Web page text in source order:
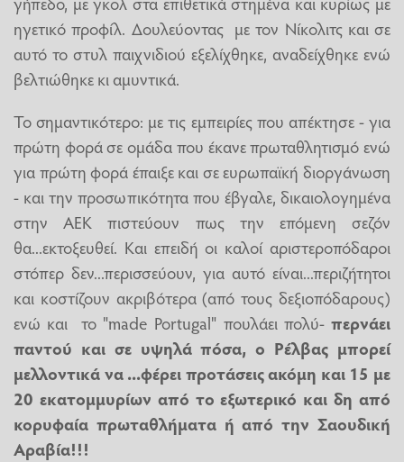
ηγετικό προφίλ. Δουλεύοντας με τον Νίκολιτς και σε
αυτό το στυλ παιχνιδιού εξελίχθηκε, αναδείχθηκε ενώ
βελτιώθηκε κι αμυντικά.
Το σημαντικότερο: με τις εμπειρίες που απέκτησε - για
πρώτη φορά σε ομάδα που έκανε πρωταθλητισμό ενώ
για πρώτη φορά έπαιξε και σε ευρωπαϊκή διοργάνωση
- και την προσωπικότητα που έβγαλε, δικαιολογημένα
στην ΑΕΚ πιστεύουν πως την επόμενη σεζόν
θα...εκτοξευθεί. Και επειδή οι καλοί αριστεροπόδαροι
στόπερ δεν...περισσεύουν, για αυτό είναι...περιζήτητοι
και κοστίζουν ακριβότερα (από τους δεξιοπόδαρους)
ενώ και το "made Portugal" πουλάει πολύ-περνάει
παντού και σε υψηλά πόσα, ο Ρέλβας μπορεί
μελλοντικά να ...φέρει προτάσεις ακόμη και 15 με
20 εκατομμυρίων από το εξωτερικό και δη από
κορυφαία πρωταθλήματα ή από την Σαουδική
Αραβία!!!